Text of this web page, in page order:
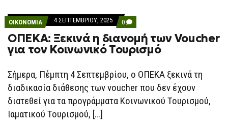
ΟΙΚΟΝΟΜΙΑ 4 ΣΕΠΤΕΜΒΡΊΟΥ, 2025 0 COMMENTS
ON
ΟΠΕΚΑ:
ΞΕΚΙΝΆ
Η
VOUCHER
ΓΙΑ
ΤΟΝ
ΚΟΙΝΩΝΙΚΌ
ΤΟΥΡΙΣΜΌ
ΟΠΕΚΑ: Ξεκινά η διανομή των Voucher
για τον Κοινωνικό Τουρισμό
Σήμερα, Πέμπτη 4 Σεπτεμβρίου, ο ΟΠΕΚΑ ξεκινά τη
διαδικασία διάθεσης των voucher που δεν έχουν
διατεθεί για τα προγράμματα Κοινωνικού Τουρισμού,
Ιαματικού Τουρισμού, […]